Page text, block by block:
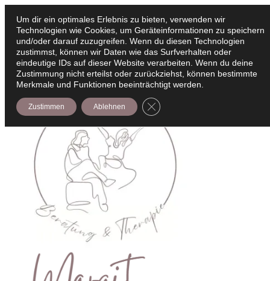
Inhalt
springen
E-Mail
Um dir ein optimales Erlebnis zu bieten, verwenden wir
Technologien wie Cookies, um Geräteinformationen zu speichern
und/oder darauf zuzugreifen. Wenn du diesen Technologien
zustimmst, können wir Daten wie das Surfverhalten oder
eindeutige IDs auf dieser Website verarbeiten. Wenn du deine
Zustimmung nicht erteilst oder zurückziehst, können bestimmte
Merkmale und Funktionen beeinträchtigt werden.
Zustimmen Ablehnen GDPR Cookie-Banner